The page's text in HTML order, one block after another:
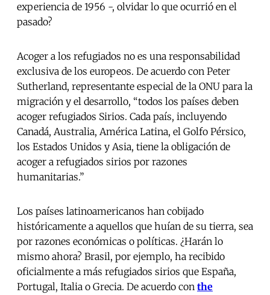
experiencia de 1956 -, olvidar lo que ocurrió en el
pasado?
Acoger a los refugiados no es una responsabilidad
exclusiva de los europeos. De acuerdo con Peter
Sutherland, representante especial de la ONU para la
migración y el desarrollo, “todos los países deben
acoger refugiados Sirios. Cada país, incluyendo
Canadá, Australia, América Latina, el Golfo Pérsico,
los Estados Unidos y Asia, tiene la obligación de
acoger a refugiados sirios por razones
humanitarias.”
Los países latinoamericanos han cobijado
históricamente a aquellos que huían de su tierra, sea
por razones económicas o políticas. ¿Harán lo
mismo ahora? Brasil, por ejemplo, ha recibido
oficialmente a más refugiados sirios que España,
Portugal, Italia o Grecia. De acuerdo con the